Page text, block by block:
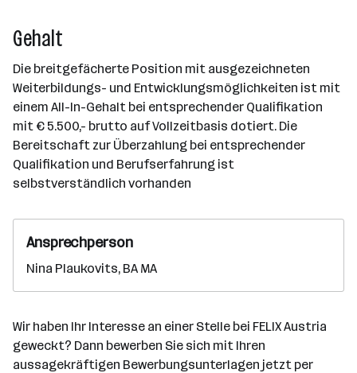
Gehalt
Die breitgefächerte Position mit ausgezeichneten
Weiterbildungs- und Entwicklungsmöglichkeiten ist mit
einem All-In-Gehalt bei entsprechender Qualifikation
mit € 5.500,- brutto auf Vollzeitbasis dotiert. Die
Bereitschaft zur Überzahlung bei entsprechender
Qualifikation und Berufserfahrung ist
selbstverständlich vorhanden
Ansprechperson
Nina Plaukovits, BA MA
Wir haben Ihr Interesse an einer Stelle bei FELIX Austria
geweckt? Dann bewerben Sie sich mit Ihren
aussagekräftigen Bewerbungsunterlagen jetzt per